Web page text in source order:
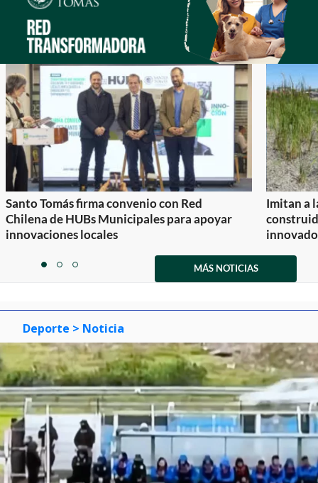
Santo Tomás firma convenio con Red
Chilena de HUBs Municipales para apoyar
innovaciones locales
Imitan a
itemitemitem
MÁS NOTICIAS
Deporte > Noticia